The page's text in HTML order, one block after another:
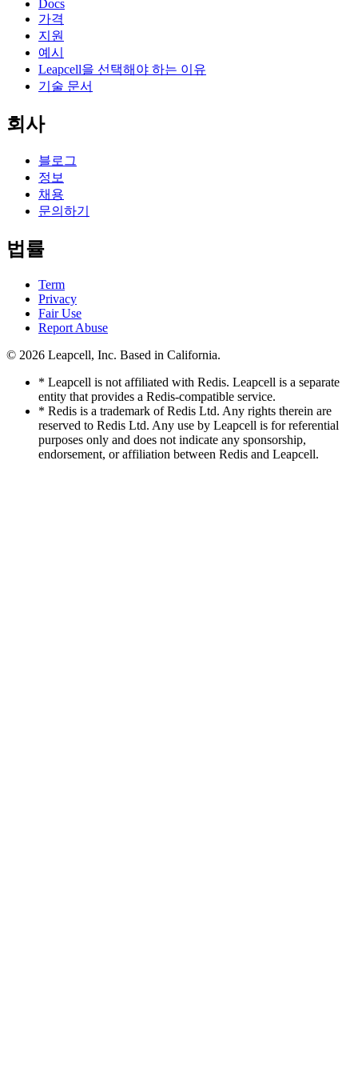
Docs
가격
지원
예시
Leapcell을 선택해야 하는 이유
기술 문서
회사
블로그
정보
채용
문의하기
법률
Term
Privacy
Fair Use
Report Abuse
© 2026 Leapcell, Inc. Based in California.
* Leapcell is not affiliated with Redis. Leapcell is a separate
entity that provides a Redis-compatible service.
* Redis is a trademark of Redis Ltd. Any rights therein are
reserved to Redis Ltd. Any use by Leapcell is for referential
purposes only and does not indicate any sponsorship,
endorsement, or affiliation between Redis and Leapcell.